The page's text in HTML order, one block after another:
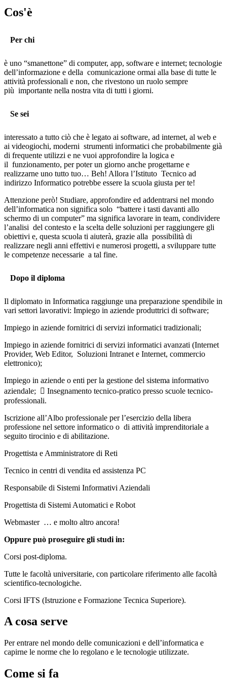
Cos'è
Per chi
è uno “smanettone” di computer, app, software e internet; tecnologie
dell’informazione e della comunicazione ormai alla base di tutte le
attività professionali e non, che rivestono un ruolo sempre
più importante nella nostra vita di tutti i giorni.
Se sei
interessato a tutto ciò che è legato ai software, ad internet, al web e
ai videogiochi, moderni strumenti informatici che probabilmente già
di frequente utilizzi e ne vuoi approfondire la logica e
il funzionamento, per poter un giorno anche progettarne e
realizzarne uno tutto tuo… Beh! Allora l’Istituto Tecnico ad
indirizzo Informatico potrebbe essere la scuola giusta per te!
Attenzione però! Studiare, approfondire ed addentrarsi nel mondo
dell’informatica non significa solo “battere i tasti davanti allo
schermo di un computer” ma significa lavorare in team, condividere
l’analisi del contesto e la scelta delle soluzioni per raggiungere gli
obiettivi e, questa scuola ti aiuterà, grazie alla possibilità di
realizzare negli anni effettivi e numerosi progetti, a sviluppare tutte
le competenze necessarie a tal fine.
Dopo il diploma
Il diplomato in Informatica raggiunge una preparazione spendibile in
vari settori lavorativi: Impiego in aziende produttrici di software;
Impiego in aziende fornitrici di servizi informatici tradizionali;
Impiego in aziende fornitrici di servizi informatici avanzati (Internet
Provider, Web Editor, Soluzioni Intranet e Internet, commercio
elettronico);
Impiego in aziende o enti per la gestione del sistema informativo
aziendale;
 Insegnamento tecnico-pratico presso scuole tecnico-
professionali.
Iscrizione all’Albo professionale per l’esercizio della libera
professione nel settore informatico o di attività imprenditoriale a
seguito tirocinio e di abilitazione.
Progettista e Amministratore di Reti
Tecnico in centri di vendita ed assistenza PC
Responsabile di Sistemi Informativi Aziendali
Progettista di Sistemi Automatici e Robot
Webmaster … e molto altro ancora!
Oppure può proseguire gli studi in:
Corsi post-diploma.
Tutte le facoltà universitarie, con particolare riferimento alle facoltà
scientifico-tecnologiche.
Corsi IFTS (Istruzione e Formazione Tecnica Superiore).
A cosa serve
Per entrare nel mondo delle comunicazioni e dell’informatica e
capirne le norme che lo regolano e le tecnologie utilizzate.
Come si fa